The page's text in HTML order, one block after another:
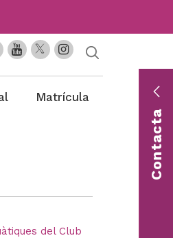
Matrícula
del Club
Contacta